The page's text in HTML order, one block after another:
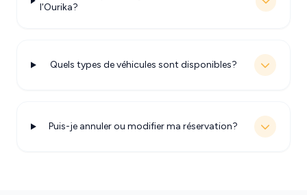
l'Ourika?
Quels types de véhicules sont disponibles?
Puis-je annuler ou modifier ma réservation?